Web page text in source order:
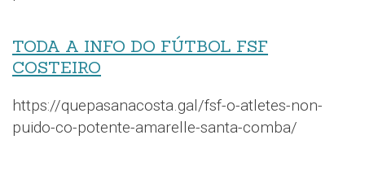
TODA A INFO DO FÚTBOL FSF
COSTEIRO
https://quepasanacosta.gal/fsf-o-atletes-non-
puido-co-potente-amarelle-santa-comba/